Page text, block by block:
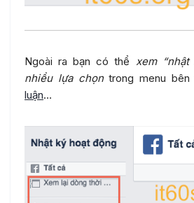
Ngoài ra bạn có thể xem
nhiều lựa chọntrong menu
luận…